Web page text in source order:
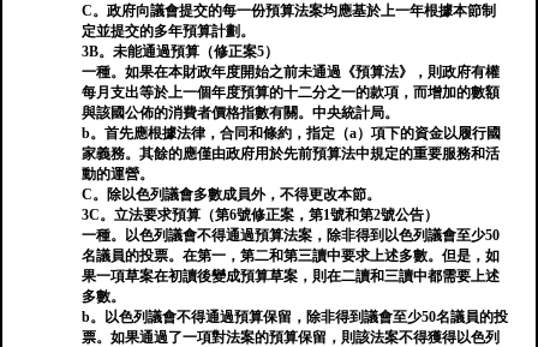
C。政府向議會提交的每一份預算法案均應基於上一年根據本節制
定並提交的多年預算計劃。
3B。未能通過預算（修正案5）
一種。如果在本財政年度開始之前未通過《預算法》，則政府有權
每月支出等於上一個年度預算的十二分之一的款項，而增加的數額
與該國公佈的消費者價格指數有關。中央統計局。
b。首先應根據法律，合同和條約，指定（a）項下的資金以履行國
家義務。其餘的應僅由政府用於先前預算法中規定的重要服務和活
動的運營。
C。除以色列議會多數成員外，不得更改本節。
3C。立法要求預算（第6號修正案，第1號和第2號公告）
一種。以色列議會不得通過預算法案，除非得到以色列議會至少50
名議員的投票。在第一，第二和第三讀中要求上述多數。但是，如
果一項草案在初讀後變成預算草案，則在二讀和三讀中都需要上述
多數。
b。以色列議會不得通過預算保留，除非得到議會至少50名議員的投
票。如果通過了一項對法案的預算保留，則該法案不得獲得以色列